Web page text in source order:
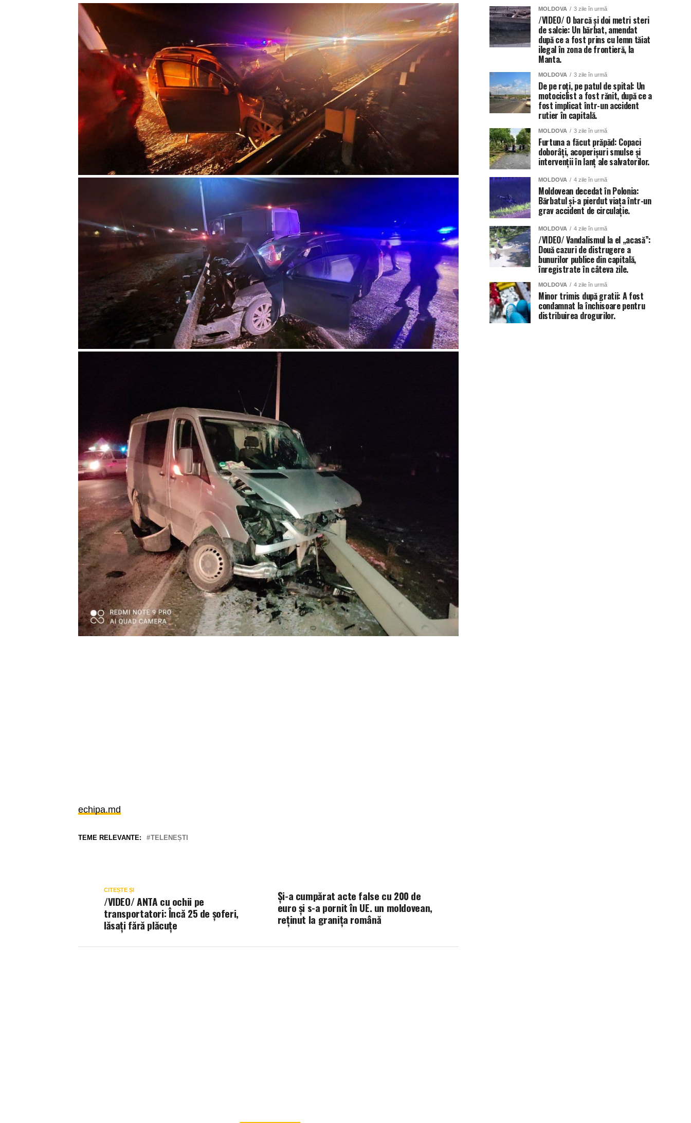
echipa.md
TEME RELEVANTE: TELENEȘTI
Și-a cumpărat acte false cu 200 de
euro și s-a pornit în UE. un moldovean,
reținut la granița română
CITEȘTE ȘI
/VIDEO/ ANTA cu ochii pe
transportatori: Încă 25 de șoferi,
lăsați fără plăcuțe
MOLDOVA 3 zile în urmă
/VIDEO/ O barcă și doi metri steri
de salcie: Un bărbat, amendat
după ce a fost prins cu lemn tăiat
ilegal în zona de frontieră, la
Manta.
MOLDOVA 3 zile în urmă
De pe roți, pe patul de spital: Un
motociclist a fost rănit, după ce a
fost implicat într-un accident
rutier în capitală.
MOLDOVA 3 zile în urmă
Furtuna a făcut prăpăd: Copaci
doborâți, acoperișuri smulse și
intervenții în lanț ale salvatorilor.
MOLDOVA 4 zile în urmă
Moldovean decedat în Polonia:
Bărbatul și-a pierdut viața într-un
grav accident de circulație.
MOLDOVA 4 zile în urmă
/VIDEO/ Vandalismul la el „acasă”:
Două cazuri de distrugere a
bunurilor publice din capitală,
înregistrate în câteva zile.
MOLDOVA 4 zile în urmă
Minor trimis după gratii: A fost
condamnat la închisoare pentru
distribuirea drogurilor.